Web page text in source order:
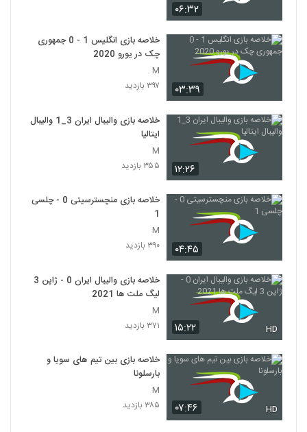
۰۶:۳۲
۰۳:۳۹
خلاصه بازی انگلیس 1 - 0 جمهوری
چک در یورو 2020
M
۳۹۷ بازدید
۱۲:۲۶
خلاصه بازی والیبال ایران 3_1 والیبال
ایتالیا
M
۳۵۵ بازدید
۰۴:۴۵
خلاصه بازی منچسترسیتی 0 - چلسی
1
M
۳۹۰ بازدید
۱۵:۲۲ HD
خلاصه بازی والیبال ایران 0 - ژاپن 3
لیگ ملت ها 2021
M
۳۷۱ بازدید
۰۷:۴۶ HD
خلاصه بازی بین تیم های سویا و
بارسلونا
M
۳۸۵ بازدید